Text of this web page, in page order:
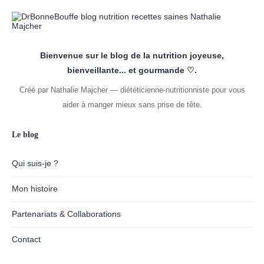
Bienvenue sur le blog de la nutrition joyeuse,
bienveillante... et gourmande ♡.
Créé par Nathalie Majcher — diététicienne-nutritionniste pour vous
aider à manger mieux sans prise de tête.
Le blog
Qui suis-je ?
Mon histoire
Partenariats & Collaborations
Contact